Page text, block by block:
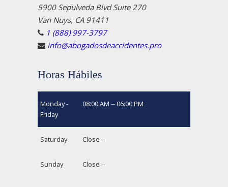
5900 Sepulveda Blvd Suite 270
Van Nuys, CA 91411
1 (888) 997-3797
info@abogadosdeaccidentes.pro
Horas Hábiles
Monday -
Friday
08:00 AM -- 06:00 PM
Saturday Close --
Sunday Close --